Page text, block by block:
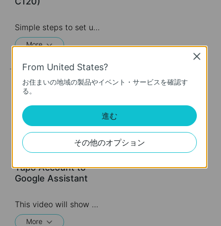
Simple steps to set up your indoor/outdoor home security Wi-Fi camera. Then place it in your living room, bedroom, baby's room, backyard, or front door for round-the-clock coverage and IP66 weatherproof construction: day, night, rain, or shine.
More
Quick Tips: How to
Link your TP-Link
Tapo Account to
Google Assistant
This video will show you how to link your TP-Link Tapo account to Google Assistant
More
From United States?
お住まいの地域の製品やイベント・サービスを確認す
る。
進む
その他のオプション
Close